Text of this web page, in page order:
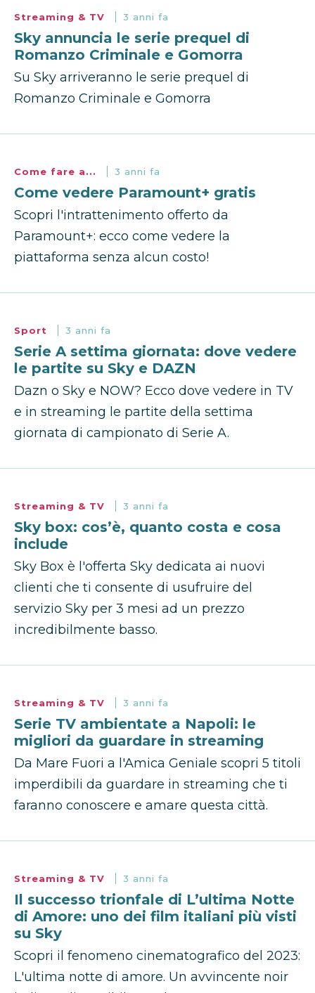
Streaming & TV 3 anni fa
Sky annuncia le serie prequel di
Romanzo Criminale e Gomorra
Su Sky arriveranno le serie prequel di
Romanzo Criminale e Gomorra
Come fare a... 3 anni fa
Come vedere Paramount+ gratis
Scopri l'intrattenimento offerto da
Paramount+: ecco come vedere la
piattaforma senza alcun costo!
Sport 3 anni fa
Serie A settima giornata: dove vedere
le partite su Sky e DAZN
Dazn o Sky e NOW? Ecco dove vedere in TV
e in streaming le partite della settima
giornata di campionato di Serie A.
Streaming & TV 3 anni fa
Sky box: cos’è, quanto costa e cosa
include
Sky Box è l'offerta Sky dedicata ai nuovi
clienti che ti consente di usufruire del
servizio Sky per 3 mesi ad un prezzo
incredibilmente basso.
Streaming & TV 3 anni fa
Serie TV ambientate a Napoli: le
migliori da guardare in streaming
Da Mare Fuori a l'Amica Geniale scopri 5 titoli
imperdibili da guardare in streaming che ti
faranno conoscere e amare questa città.
Streaming & TV 3 anni fa
Il successo trionfale di L’ultima Notte
di Amore: uno dei film italiani più visti
su Sky
Scopri il fenomeno cinematografico del 2023:
L'ultima notte di amore. Un avvincente noir